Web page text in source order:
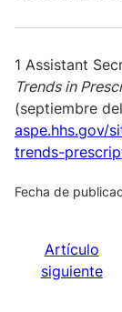
1 Assistant
Trends in
(septiembre
aspe.hhs.gov/
trends-
Fecha de
Artículo
siguiente